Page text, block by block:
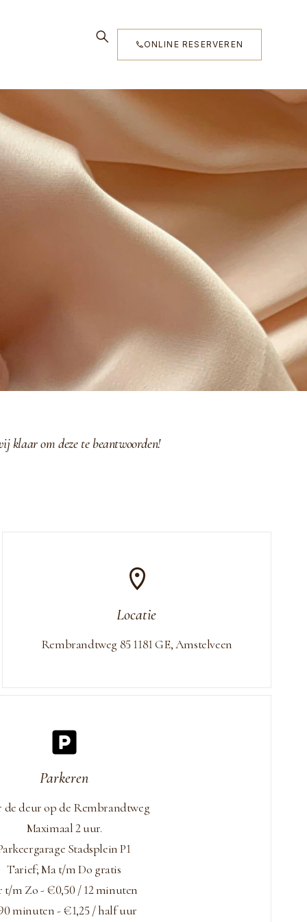
ONLINE RESERVEREN
klaar om deze te beantwoorden!
Locatie
Rembrandtweg 85 1181 GE, Amstelveen
Parkeren
de deur op de Rembrandtweg
Maximaal 2 uur.
Stadsplein P1
Tarief; Ma t/m Do gratis
t/m Zo - €0,50 / 12 minuten
minuten - €1,25 / half uur